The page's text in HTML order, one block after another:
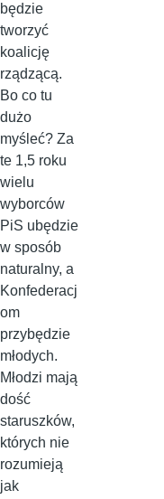
będzie
tworzyć
koalicję
rządzącą.
Bo co tu
dużo
myśleć? Za
te 1,5 roku
wielu
wyborców
PiS ubędzie
w sposób
naturalny, a
Konfederacj
om
przybędzie
młodych.
Młodzi mają
dość
staruszków,
których nie
rozumieją
jak